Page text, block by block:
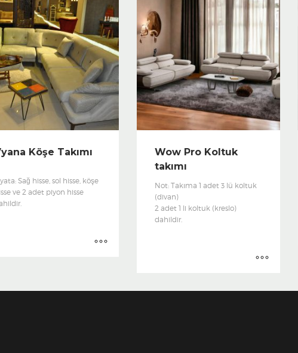
Köşe Takımı
Sağ hisse, sol hisse, köşe
ve 2 adet piyon hisse
Wow Pro Koltuk
takımı
Not: Takıma 1 adet 3 lü koltuk
(divan)
2 adet 1 li koltuk (kreslo)
dahildir.